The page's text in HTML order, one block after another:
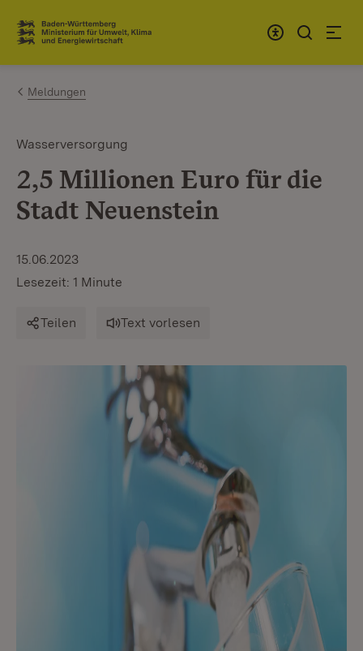
Zum Inhalt springen
Link zur Startseite
Meldungen
Wasserversorgung
2,5 Millionen Euro für die
Stadt Neuenstein
15.06.2023
Lesezeit: 1 Minute
Teilen Text vorlesen